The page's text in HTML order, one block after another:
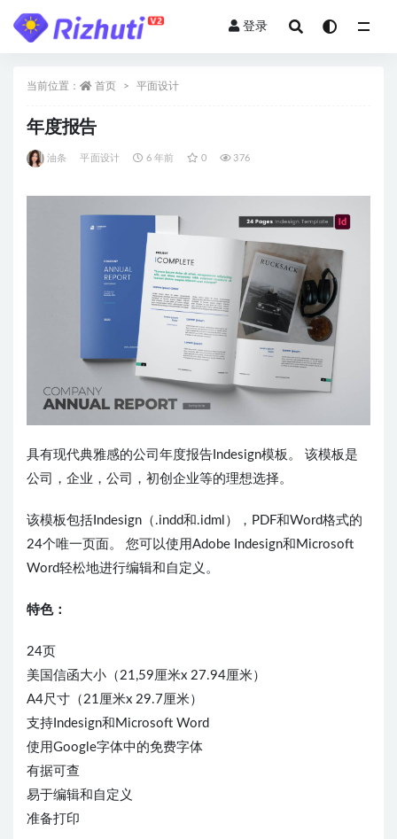
登录
当前位置： 首页 平面设计
年度报告
油条 平面设计 6 年前 0 376
具有现代典雅感的公司年度报告Indesign模板。 该模板是
公司，企业，公司，初创企业等的理想选择。
该模板包括Indesign（.indd和.idml），PDF和Word格式的
24个唯一页面。 您可以使用Adobe Indesign和Microsoft
Word轻松地进行编辑和自定义。
特色：
24页
美国信函大小（21,59厘米x 27.94厘米）
A4尺寸（21厘米x 29.7厘米）
支持Indesign和Microsoft Word
使用Google字体中的免费字体
有据可查
易于编辑和自定义
准备打印